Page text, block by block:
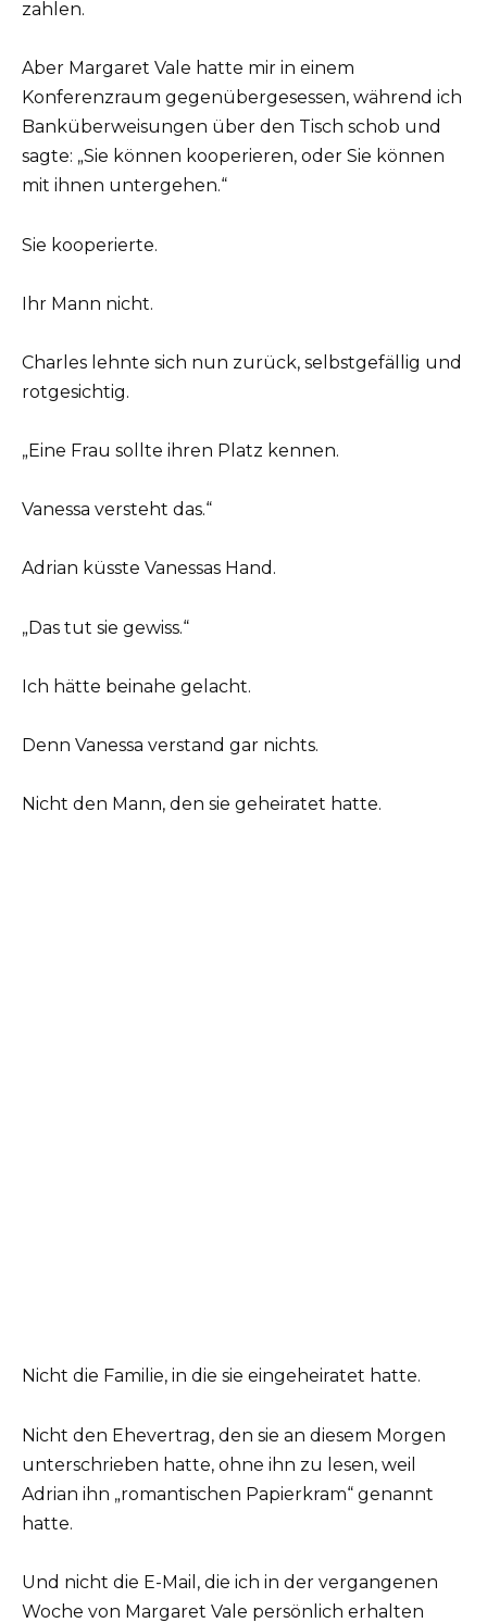
zahlen.
Aber Margaret Vale hatte mir in einem
Konferenzraum gegenübergesessen, während ich
Banküberweisungen über den Tisch schob und
sagte: „Sie können kooperieren, oder Sie können
mit ihnen untergehen.“
Sie kooperierte.
Ihr Mann nicht.
Charles lehnte sich nun zurück, selbstgefällig und
rotgesichtig.
„Eine Frau sollte ihren Platz kennen.
Vanessa versteht das.“
Adrian küsste Vanessas Hand.
„Das tut sie gewiss.“
Ich hätte beinahe gelacht.
Denn Vanessa verstand gar nichts.
Nicht den Mann, den sie geheiratet hatte.
Nicht die Familie, in die sie eingeheiratet hatte.
Nicht den Ehevertrag, den sie an diesem Morgen
unterschrieben hatte, ohne ihn zu lesen, weil
Adrian ihn „romantischen Papierkram“ genannt
hatte.
Und nicht die E-Mail, die ich in der vergangenen
Woche von Margaret Vale persönlich erhalten